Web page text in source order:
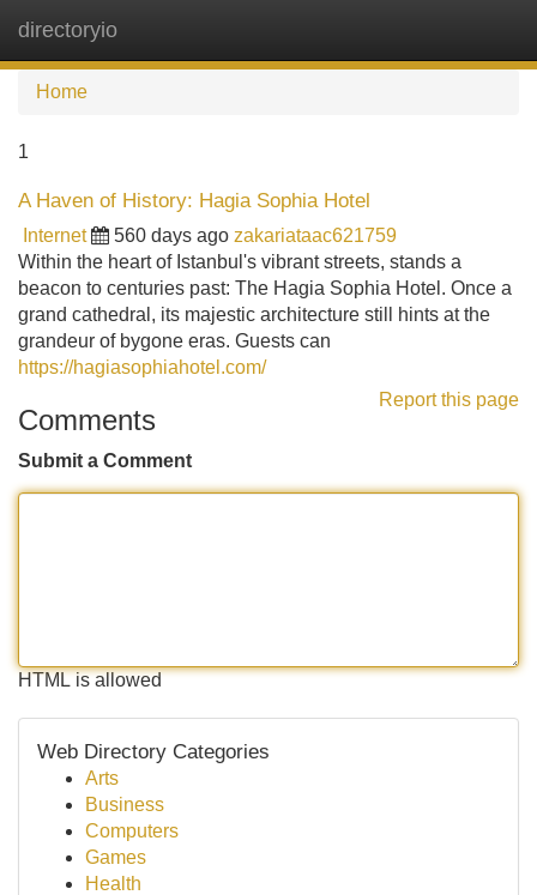
directoryio
Home
1
A Haven of History: Hagia Sophia Hotel
Internet 560 days ago zakariataac621759
Within the heart of Istanbul's vibrant streets, stands a
beacon to centuries past: The Hagia Sophia Hotel. Once a
grand cathedral, its majestic architecture still hints at the
grandeur of bygone eras. Guests can
https://hagiasophiahotel.com/
Report this page
Comments
Submit a Comment
HTML is allowed
Web Directory Categories
Arts
Business
Computers
Games
Health